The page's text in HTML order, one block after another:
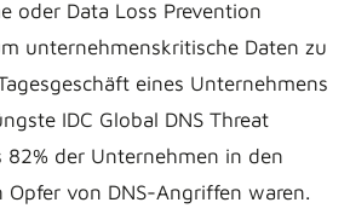
oder Data Loss Prevention
unternehmenskritische Daten zu
eines Unternehmens
IDC Global DNS Threat
82% der Unternehmen in den
Opfer von DNS-Angriffen waren.